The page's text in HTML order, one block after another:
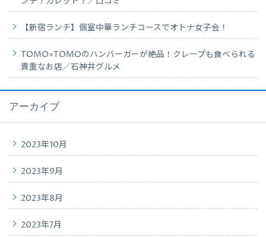
【新宿ランチ】個室中華ランチコースでオトナ女子会！
TOMO×TOMOのハンバーガーが絶品！クレープも食べられる
貴重なお店／石神井グルメ
アーカイブ
2023年10月
2023年9月
2023年8月
2023年7月